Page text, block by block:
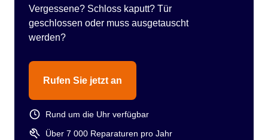
Vergessene? Schloss kaputt? Tür
geschlossen oder muss ausgetauscht
werden?
Rufen Sie jetzt an
Rund um die Uhr verfügbar
Über 7 000 Reparaturen pro Jahr